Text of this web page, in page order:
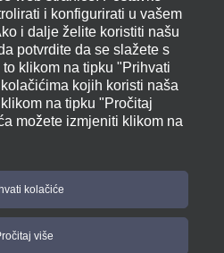
Adresa:
52470 UMAG
585 / 741-350
odvodnja.hr
– 15:00
do petka)
i konfigurirati u vašem
i dalje želite koristiti našu
potvrdite da se slažete s
klikom na tipku "Prihvati
kojih koristi naša
na tipku "Pročitaj
možete izmjeniti klikom na
kolačiće
više